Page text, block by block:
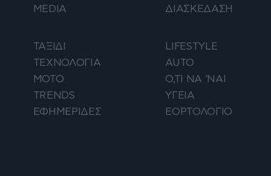
MEDIA
ΔΙΑΣΚΕΔΑΣΗ
ΤΑΞΙΔΙ
LIFESTYLE
ΤΕΧΝΟΛΟΓΙΑ
AUTO
ΜΟΤΟ
Ο,ΤΙ ΝΑ 'ΝΑΙ
TRENDS
ΥΓΕΙΑ
ΕΦΗΜΕΡΙΔΕΣ
ΕΟΡΤΟΛΟΓΙΟ